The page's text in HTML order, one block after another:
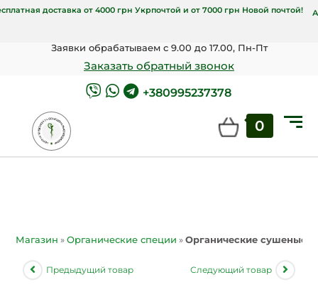
Бесплатная доставка от 4000 грн Укрпочтой и от 7000 грн Новой почтой!
Заявки обрабатываем с 9.00 до 17.00, Пн-Пт
Заказать обратный звонок
+380995237378
0
Магазин »Органические специи »Органические сушеные
Предыдущий товар Следующий товар